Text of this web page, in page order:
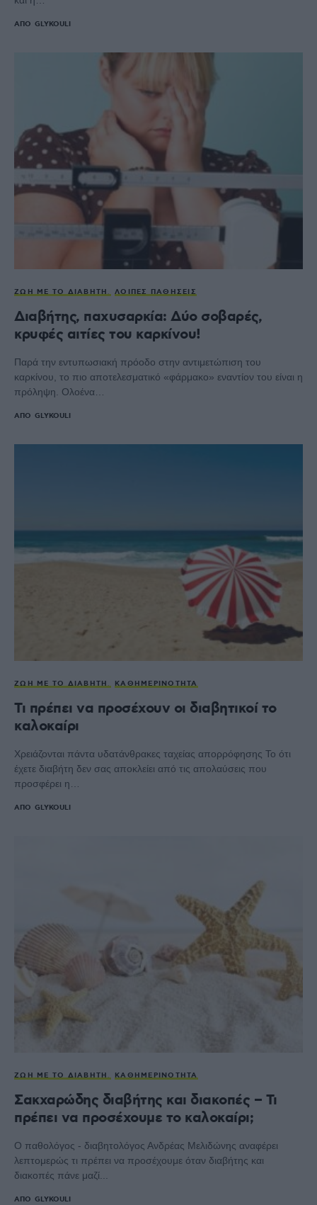
ΑΠΌ GLYKOULI
ΖΩΉ ΜΕ ΤΟ ΔΙΑΒΉΤΗ ΛΟΙΠΈΣ ΠΑΘΉΣΕΙΣ
Διαβήτης, παχυσαρκία: Δύο σοβαρές,
κρυφές αιτίες του καρκίνου!
Παρά την εντυπωσιακή πρόοδο στην αντιμετώπιση του
καρκίνου, το πιο αποτελεσματικό «φάρμακο» εναντίον του είναι η
πρόληψη. Ολοένα…
ΑΠΌ GLYKOULI
ΖΩΉ ΜΕ ΤΟ ΔΙΑΒΉΤΗ ΚΑΘΗΜΕΡΙΝΌΤΗΤΑ
Τι πρέπει να προσέχουν οι διαβητικοί το
καλοκαίρι
Χρειάζονται πάντα υδατάνθρακες ταχείας απορρόφησης Το ότι
έχετε διαβήτη δεν σας αποκλείει από τις απολαύσεις που
προσφέρει η…
ΑΠΌ GLYKOULI
ΖΩΉ ΜΕ ΤΟ ΔΙΑΒΉΤΗ ΚΑΘΗΜΕΡΙΝΌΤΗΤΑ
Σακχαρώδης διαβήτης και διακοπές – Τι
πρέπει να προσέχουμε το καλοκαίρι;
Ο παθολόγος - διαβητολόγος Ανδρέας Μελιδώνης αναφέρει
λεπτομερώς τι πρέπει να προσέχουμε όταν διαβήτης και
διακοπές πάνε μαζί...
ΑΠΌ GLYKOULI